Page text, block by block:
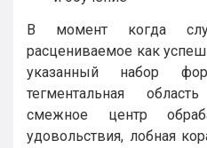
В момент когда
расцениваемое как
указанный набор
тегментальная
смежное центр
удовольствия, лобная